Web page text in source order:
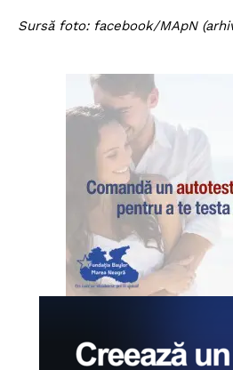
Sursă foto: facebook/MApN